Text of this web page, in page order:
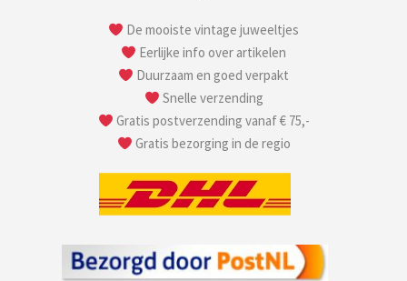
De mooiste vintage juweeltjes
Eerlijke info over artikelen
Duurzaam en goed verpakt
Snelle verzending
Gratis postverzending vanaf € 75,-
Gratis bezorging in de regio